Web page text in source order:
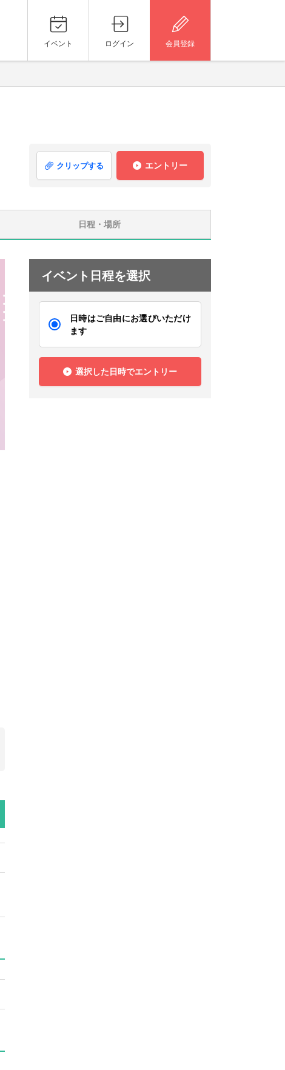
イベント ログイン 会員登録
クリップする エントリー
日程・場所
イベント日程を選択
日時はご自由にお選びいただけ
ます
選択した日時でエントリー